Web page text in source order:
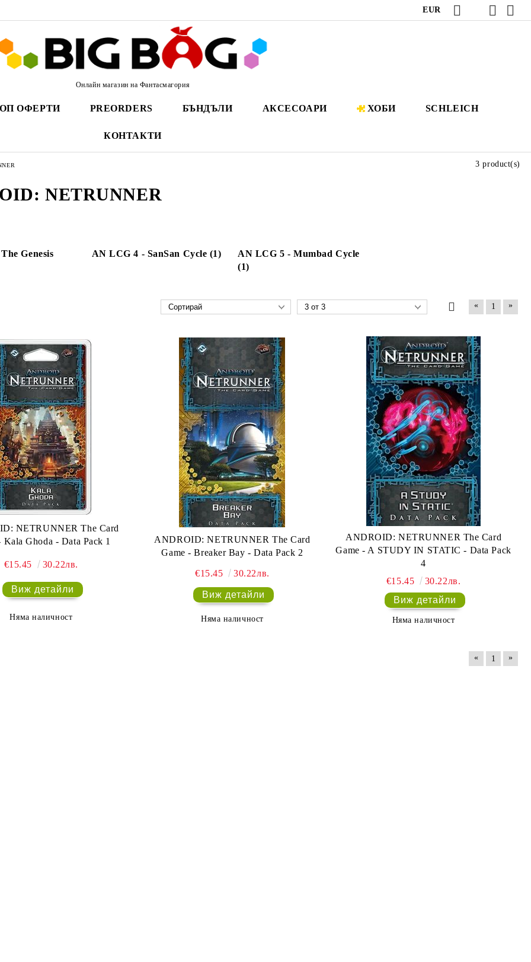
EUR
Онлайн магазин на Фантасмагория
ОФЕРТИ PREORDERS БЪНДЪЛИ АКСЕСОАРИ ХОБИ SCHLEICH
КОНТАКТИ
NETRUNNER
Genesis
AN LCG 4 - SanSan Cycle (1)
AN LCG 5 - Mumbad Cycle
(1)
3 product(s)
« 1 »
NETRUNNER The Card
Kala Ghoda - Data Pack 1
€15.45 30.22лв.
Виж детайли
Няма наличност
ANDROID: NETRUNNER The Card
Game - Breaker Bay - Data Pack 2
€15.45 30.22лв.
Виж детайли
Няма наличност
ANDROID: NETRUNNER The Card
Game - A STUDY IN STATIC - Data Pack
4
€15.45
30.22лв.
Виж детайли
Няма наличност
« 1 »